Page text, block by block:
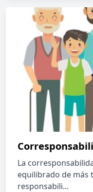
La
equilibrado de más
responsabili...